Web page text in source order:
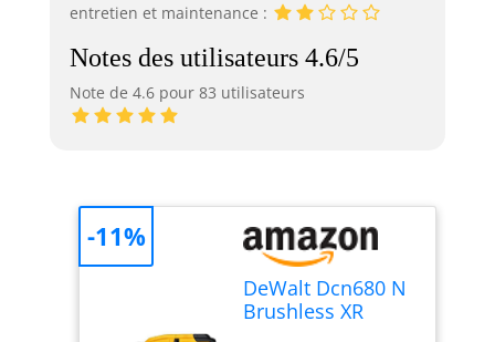
entretien et maintenance :
Notes des utilisateurs 4.6/5
Note de 4.6 pour 83 utilisateurs
DeWalt Dcn680 N
Brushless XR
-11%